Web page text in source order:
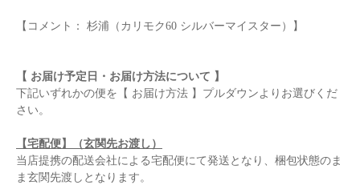
【コメント： 杉浦（カリモク60 シルバーマイスター）】
【 お届け予定日・お届け方法について 】
下記いずれかの便を【 お届け方法 】プルダウンよりお選びくだ
さい。
【宅配便】（玄関先お渡し）
当店提携の配送会社による宅配便にて発送となり、梱包状態のま
ま玄関先渡しとなります。